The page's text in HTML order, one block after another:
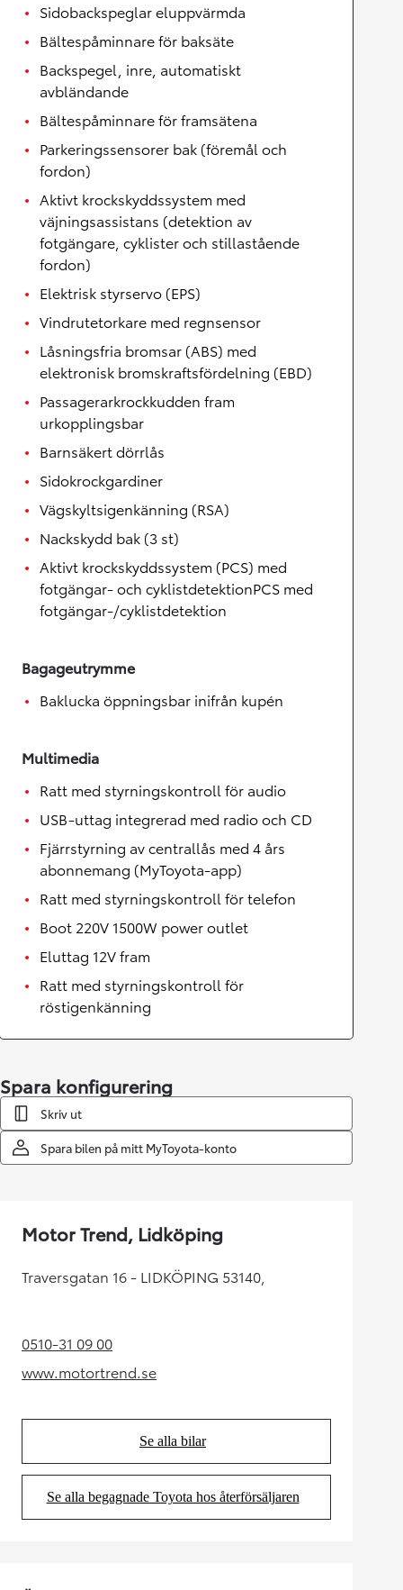
Sidobackspeglar eluppvärmda
Bältespåminnare för baksäte
Backspegel, inre, automatiskt
avbländande
Bältespåminnare för framsätena
Parkeringssensorer bak (föremål och
fordon)
Aktivt krockskyddssystem med
väjningsassistans (detektion av
fotgängare, cyklister och stillastående
fordon)
Elektrisk styrservo (EPS)
Vindrutetorkare med regnsensor
Låsningsfria bromsar (ABS) med
elektronisk bromskraftsfördelning (EBD)
Passagerarkrockkudden fram
urkopplingsbar
Barnsäkert dörrlås
Sidokrockgardiner
Vägskyltsigenkänning (RSA)
Nackskydd bak (3 st)
Aktivt krockskyddssystem (PCS) med
fotgängar- och cyklistdetektionPCS med
fotgängar-/cyklistdetektion
Bagageutrymme
Baklucka öppningsbar inifrån kupén
Multimedia
Ratt med styrningskontroll för audio
USB-uttag integrerad med radio och CD
Fjärrstyrning av centrallås med 4 års
abonnemang (MyToyota-app)
Ratt med styrningskontroll för telefon
Boot 220V 1500W power outlet
Eluttag 12V fram
Ratt med styrningskontroll för
röstigenkänning
Spara konfigurering
Skriv ut
Spara bilen på mitt MyToyota-konto
Motor Trend, Lidköping
Traversgatan 16 - LIDKÖPING 53140,
0510-31 09 00(Opens in new tab)
www.motortrend.se
(Opens in new tab)
Se alla bilar
(Opens in new tab)
Se alla begagnade Toyota hos återförsäljaren
(Opens in new tab)